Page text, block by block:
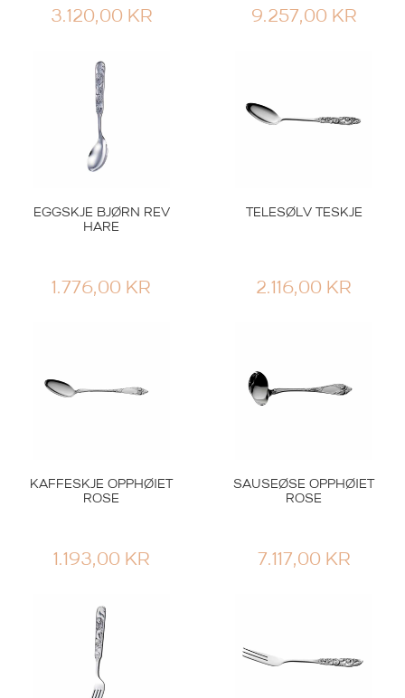
Th Marthinsen
KAKEGAFFEL
HARE
3.120,00 KR 9.257,00 KR
EGGSKJE BJØRN REV
HARE
1.776,00 KR
TELESØLV TESKJE
2.116,00 KR
KAFFESKJE OPPHØIET
ROSE
1.193,00 KR
SAUSEØSE OPPHØIET
ROSE
7.117,00 KR